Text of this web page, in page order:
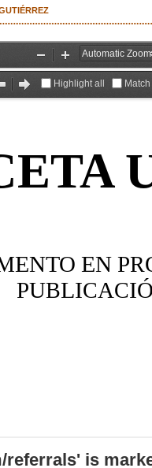
referrals' is